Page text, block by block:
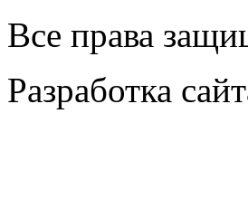
Все права
Разработка